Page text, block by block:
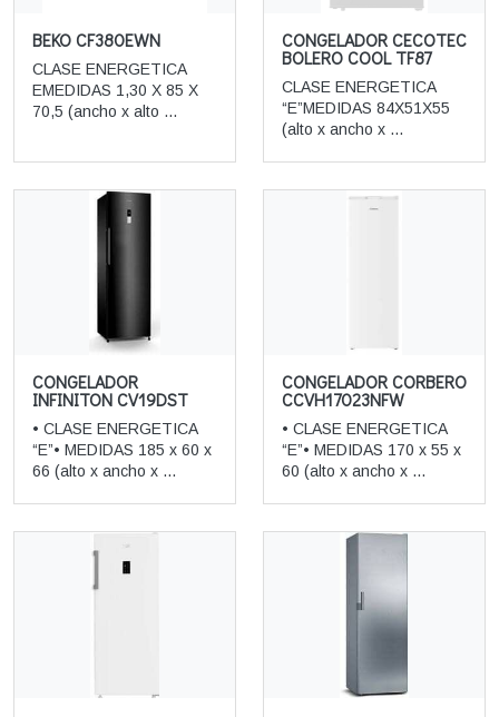
BEKO CF380EWN
CLASE ENERGETICA
EMEDIDAS 1,30 X 85 X
70,5 (ancho x alto ...
CONGELADOR CECOTEC
BOLERO COOL TF87
CLASE ENERGETICA
“E”MEDIDAS 84X51X55
(alto x ancho x ...
CONGELADOR
INFINITON CV19DST
• CLASE ENERGETICA
“E”• MEDIDAS 185 x 60 x
66 (alto x ancho x ...
CONGELADOR CORBERO
CCVH17023NFW
• CLASE ENERGETICA
“E”• MEDIDAS 170 x 55 x
60 (alto x ancho x ...